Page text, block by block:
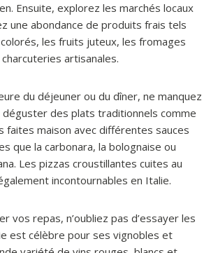
Ensuite, explorez les marchés locaux
une abondance de produits frais tels
les fruits juteux, les fromages
artisanales.
du déjeuner ou du dîner, ne manquez
déguster des plats traditionnels comme
faites maison avec différentes sauces
que la carbonara, la bolognaise ou
Les pizzas croustillantes cuites au
incontournables en Italie.
vos repas, n’oubliez pas d’essayer les
est célèbre pour ses vignobles et